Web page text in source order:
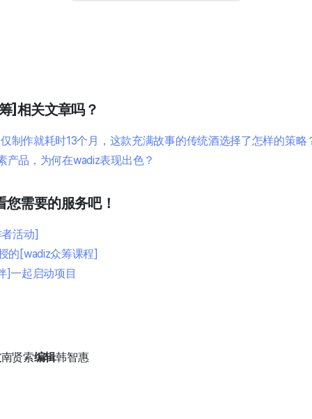
]相关文章吗？
制作就耗时13个月，这款充满故事的传统酒选择了怎样的策略
产品，为何在wadiz表现出色？
需要的服务吧！
活动]
的[wadiz众筹课程]
]一起启动项目
南贤索编辑韩智惠